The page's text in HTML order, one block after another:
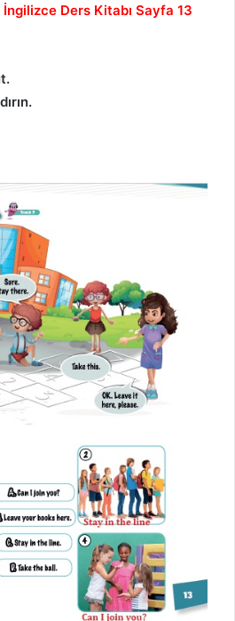
İngilizce Ders Kitabı Sayfa 13